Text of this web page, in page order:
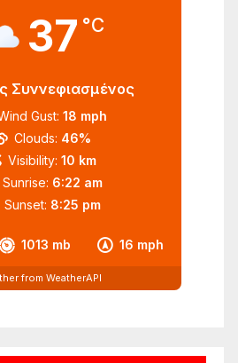
37 °C
Συννεφιασμένος
1013 mb 16 mph
Gust: 18 mph
Clouds: 46%
Visibility: 10 km
Sunrise: 6:22 am
Sunset: 8:25 pm
from WeatherAPI